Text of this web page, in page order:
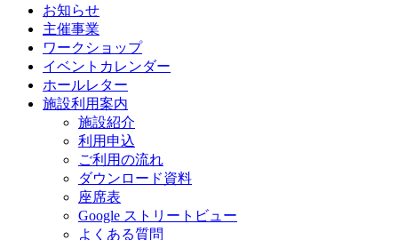
お知らせ
主催事業
ワークショップ
イベントカレンダー
ホールレター
施設利用案内
施設紹介
利用申込
ご利用の流れ
ダウンロード資料
座席表
Google ストリートビュー
よくある質問